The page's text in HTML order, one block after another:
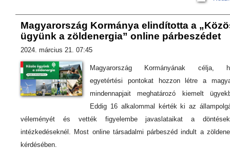
Magyarország Kormánya elindította a
ügyünk a zöldenergia” online párbeszédet
2024. március 21. 07:45
Magyarország Kormányának célja,
egyetértési pontokat hozzon létre a
mindennapjait meghatározó kiemelt
Eddig 16 alkalommal kérték ki az
véleményét és vették figyelembe javaslataikat a
intézkedéseknél. Most online társadalmi párbeszéd indult a
kérdésében.